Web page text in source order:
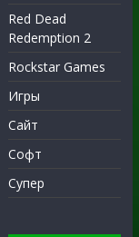
Red Dead
Redemption 2
Rockstar Games
Игры
Сайт
Софт
Супер